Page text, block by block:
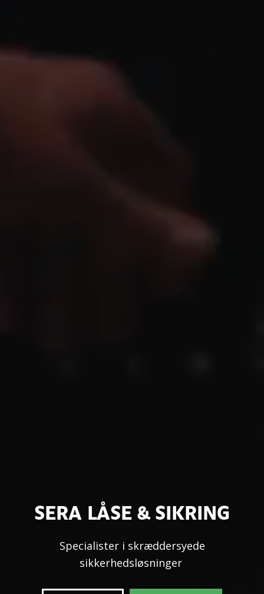
SERA LÅSE & SIKRING
Specialister i skræddersyede
sikkerhedsløsninger